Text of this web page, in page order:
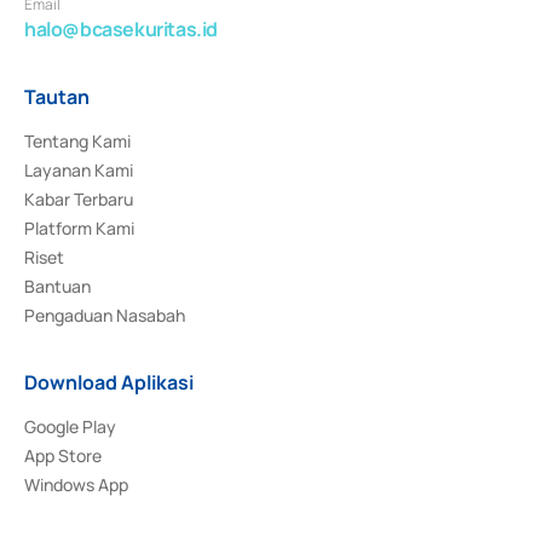
halo@bcasekuritas.id
Tautan
Tentang Kami
Layanan Kami
Kabar Terbaru
Platform Kami
Riset
Bantuan
Pengaduan Nasabah
Download Aplikasi
Google Play
App Store
Windows App